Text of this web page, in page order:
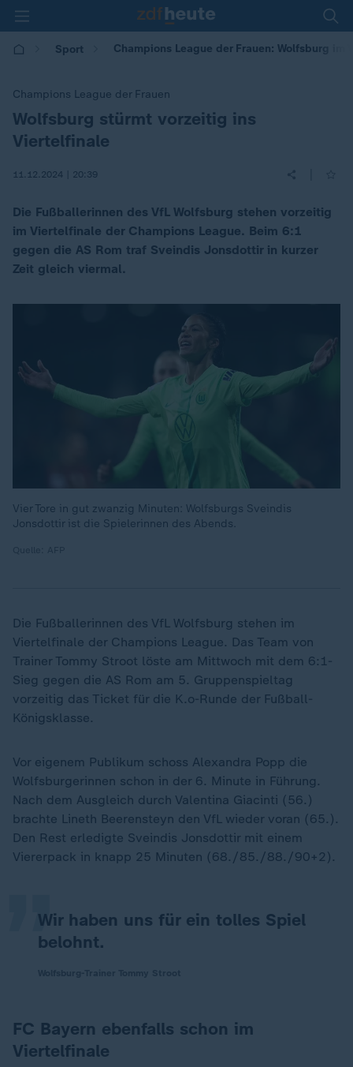
Sport Champions League der Frauen: Wolfsburg im
Champions League der Frauen
:
Wolfsburg stürmt vorzeitig ins
Viertelfinale
11.12.2024 | 20:39
Die Fußballerinnen des VfL Wolfsburg stehen vorzeitig
im Viertelfinale der Champions League. Beim 6:1
gegen die AS Rom traf Sveindis Jonsdottir in kurzer
Zeit gleich viermal.
Vier Tore in gut zwanzig Minuten: Wolfsburgs Sveindis
Jonsdottir ist die Spielerinnen des Abends.
Die Fußballerinnen des VfL Wolfsburg stehen im
Viertelfinale der Champions League. Das Team von
Trainer Tommy Stroot löste am Mittwoch mit dem 6:1-
Sieg gegen die AS Rom am 5. Gruppenspieltag
vorzeitig das Ticket für die K.o-Runde der Fußball-
Königsklasse.
Vor eigenem Publikum schoss Alexandra Popp die
Wolfsburgerinnen schon in der 6. Minute in Führung.
Nach dem Ausgleich durch Valentina Giacinti (56.)
brachte Lineth Beerensteyn den VfL wieder voran (65.).
Den Rest erledigte Sveindis Jonsdottir mit einem
Viererpack in knapp 25 Minuten (68./85./88./90+2).
Wir haben uns für ein tolles Spiel
belohnt.
„
FC Bayern ebenfalls schon im
Viertelfinale